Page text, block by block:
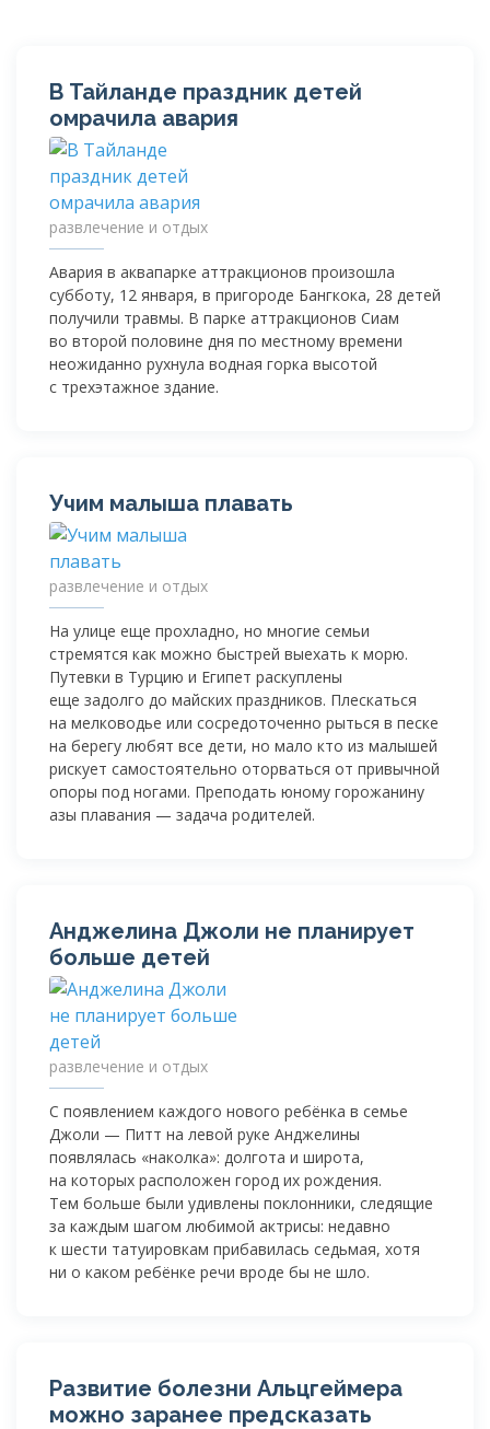
В Тайланде праздник детей
омрачила авария
развлечение и отдых
Авария в аквапарке аттракционов произошла
субботу, 12 января, в пригороде Бангкока, 28 детей
получили травмы. В парке аттракционов Сиам
во второй половине дня по местному времени
неожиданно рухнула водная горка высотой
с трехэтажное здание.
Учим малыша плавать
развлечение и отдых
На улице еще прохладно, но многие семьи
стремятся как можно быстрей выехать к морю.
Путевки в Турцию и Египет раскуплены
еще задолго до майских праздников. Плескаться
на мелководье или сосредоточенно рыться в песке
на берегу любят все дети, но мало кто из малышей
рискует самостоятельно оторваться от привычной
опоры под ногами. Преподать юному горожанину
азы плавания — задача родителей.
Анджелина Джоли не планирует
больше детей
развлечение и отдых
С появлением каждого нового ребёнка в семье
Джоли — Питт на левой руке Анджелины
появлялась «наколка»: долгота и широта,
на которых расположен город их рождения.
Тем больше были удивлены поклонники, следящие
за каждым шагом любимой актрисы: недавно
к шести татуировкам прибавилась седьмая, хотя
ни о каком ребёнке речи вроде бы не шло.
Развитие болезни Альцгеймера
можно заранее предсказать